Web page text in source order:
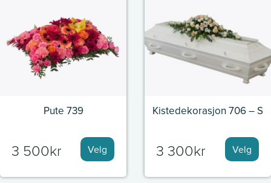
Pute 739
3 500kr Velg
Kistedekorasjon 706 – S
3 300kr Velg